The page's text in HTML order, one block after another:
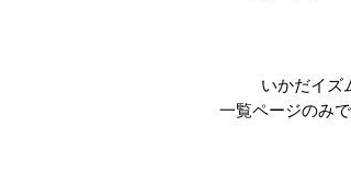
いかだイズ
一覧ページのみ